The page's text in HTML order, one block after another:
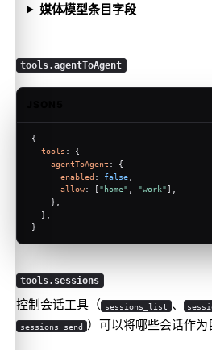
媒体模型条目字段
tools.agentToAgent
{
tools : {
agentToAgent : {
enabled : false
allow: ["home" "work"],
    },
  },
}
tools.sessions
控制会话工具（ sessions_list 、
sessions_send ）可以将哪些会话作为